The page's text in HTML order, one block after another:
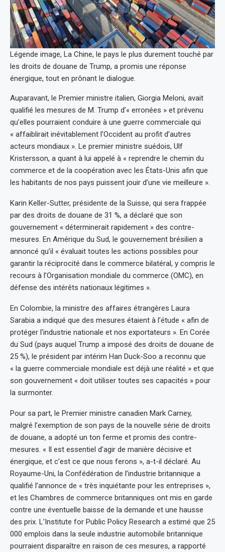
Légende image, La Chine, le pays le plus durement touché par
les droits de douane de Trump, a promis une réponse
énergique, tout en prônant le dialogue.
Auparavant, le Premier ministre italien, Giorgia Meloni, avait
qualifié les mesures de M. Trump d’« erronées » et prévenu
qu’elles pourraient conduire à une guerre commerciale qui
« affaiblirait inévitablement l’Occident au profit d’autres
acteurs mondiaux ». Le premier ministre suédois, Ulf
Kristersson, a quant à lui appelé à « reprendre le chemin du
commerce et de la coopération avec les États-Unis afin que
les habitants de nos pays puissent jouir d’une vie meilleure ».
Karin Keller-Sutter, présidente de la Suisse, qui sera frappée
par des droits de douane de 31 %, a déclaré que son
gouvernement « déterminerait rapidement » des contre-
mesures. En Amérique du Sud, le gouvernement brésilien a
annoncé qu’il « évaluait toutes les actions possibles pour
garantir la réciprocité dans le commerce bilatéral, y compris le
recours à l’Organisation mondiale du commerce (OMC), en
défense des intérêts nationaux légitimes ».
En Colombie, la ministre des affaires étrangères Laura
Sarabia a indiqué que des mesures étaient à l’étude « afin de
protéger l’industrie nationale et nos exportateurs ». En Corée
du Sud (pays auquel Trump a imposé des droits de douane de
25 %), le président par intérim Han Duck-Soo a reconnu que
« la guerre commerciale mondiale est déjà une réalité » et que
son gouvernement « doit utiliser toutes ses capacités » pour
la surmonter.
Pour sa part, le Premier ministre canadien Mark Carney,
malgré l’exemption de son pays de la nouvelle série de droits
de douane, a adopté un ton ferme et promis des contre-
mesures. « Il est essentiel d’agir de manière décisive et
énergique, et c’est ce que nous ferons », a-t-il déclaré. Au
Royaume-Uni, la Confédération de l’industrie britannique a
qualifié l’annonce de « très inquiétante pour les entreprises »,
et les Chambres de commerce britanniques ont mis en garde
contre une éventuelle baisse de la demande et une hausse
des prix. L’Institute for Public Policy Research a estimé que 25
000 emplois dans la seule industrie automobile britannique
pourraient disparaître en raison de ces mesures, a rapporté